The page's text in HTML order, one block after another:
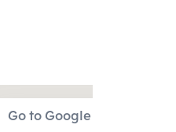
Go to Google Map